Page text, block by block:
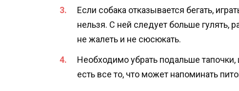
Если собака отказывается бегать,
нельзя. С ней следует больше гулять,
не жалеть и не сюсюкать.
Необходимо убрать подальше
есть все то, что может напоминать